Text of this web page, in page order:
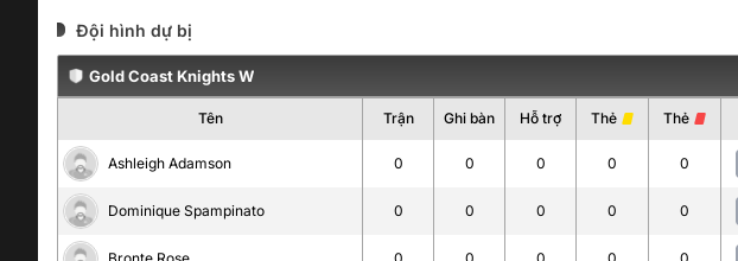
Đội hình dự bị
Gold Coast Knights W
Tên Trận Ghi bàn Hỗ trợ Thẻ Thẻ
Ashleigh Adamson 0 0 0 0 0
Dominique Spampinato 0 0 0 0 0